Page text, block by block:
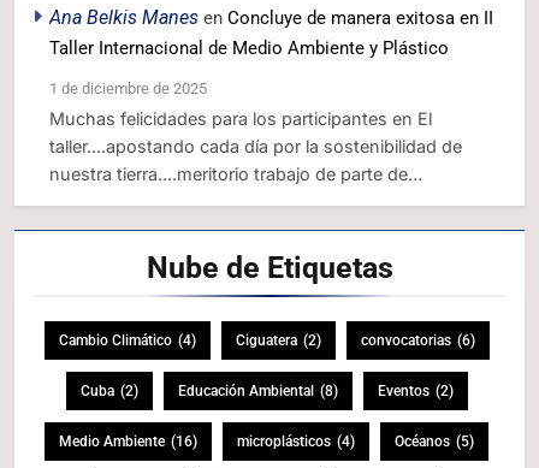
Ana Belkis Manes en Concluye de manera exitosa en II
Taller Internacional de Medio Ambiente y Plástico
1 de diciembre de 2025
Muchas felicidades para los participantes en El
taller....apostando cada día por la sostenibilidad de
nuestra tierra....meritorio trabajo de parte de…
Nube de Etiquetas
Cambio Climático (4) Ciguatera (2) convocatorias (6)
Cuba (2) Educación Ambiental (8) Eventos (2)
Medio Ambiente (16) microplásticos (4) Océanos (5)